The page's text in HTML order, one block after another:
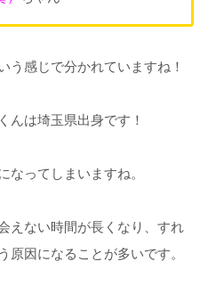
う感じで分かれていますね！
くんは埼玉県出身です！
なってしまいますね。
えない時間が長くなり、すれ
原因になることが多いです。